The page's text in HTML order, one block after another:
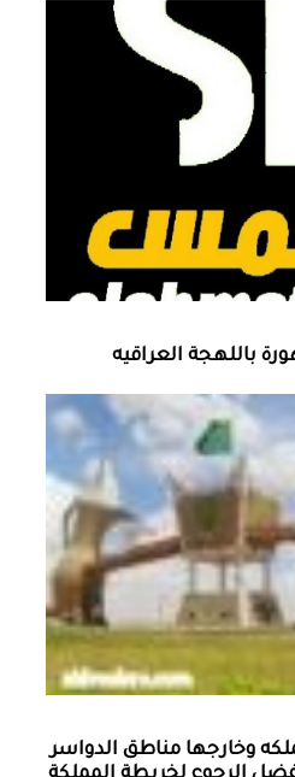
باللهجة العراقيه
وخارجها ‏مناطق الدواسر